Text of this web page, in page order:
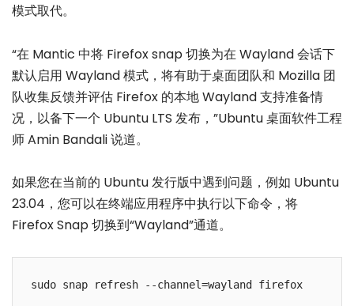
模式取代。
“在 Mantic 中将 Firefox snap 切换为在 Wayland 会话下
默认启用 Wayland 模式，将有助于桌面团队和 Mozilla 团
队收集反馈并评估 Firefox 的本地 Wayland 支持准备情
况，以备下一个 Ubuntu LTS 发布，”Ubuntu 桌面软件工程
师 Amin Bandali 说道。
如果您在当前的 Ubuntu 发行版中遇到问题，例如 Ubuntu
23.04，您可以在终端应用程序中执行以下命令，将
Firefox Snap 切换到“Wayland”通道。
sudo snap refresh --channel=wayland firefox